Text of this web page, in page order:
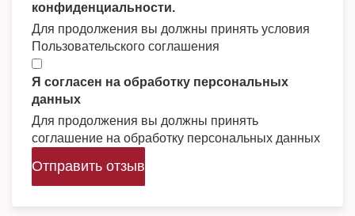
конфиденциальности.
Для продолжения вы должны принять условия
Пользовательского соглашения
Я согласен на обработку персональных
данных
Для продолжения вы должны принять
соглашение на обработку персональных данных
Отправить отзыв